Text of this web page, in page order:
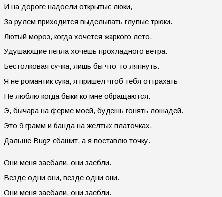
И на дороге надоели открытые люки,
За рулем приходится выделывать глупые трюки.
Лютый мороз, когда хочется жаркого лето.
Удушающие пепла хочешь прохладного ветра.
Бестолковая сучка, лишь бы что-то ляпнуть.
Я не романтик сука, я пришел чтоб тебя оттрахать
Не люблю когда быки ко мне обращаются:
Э, бычара на ферме моей, будешь гонять лошадей.
Это 9 грамм и банда на желтых платочках,
Дальше Bugz ебашит, а я поставлю точку.
Они меня заебали, они заебли.
Везде одни они, везде одни они.
Они меня заебали, они заебли.